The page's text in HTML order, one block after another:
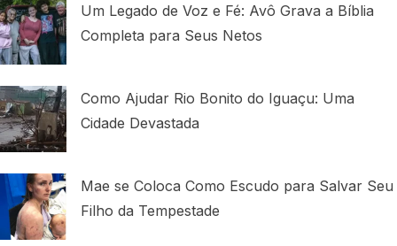
Um Legado de Voz e Fé: Avô Grava a Bíblia
Completa para Seus Netos
Como Ajudar Rio Bonito do Iguaçu: Uma
Cidade Devastada
Mae se Coloca Como Escudo para Salvar Seu
Filho da Tempestade